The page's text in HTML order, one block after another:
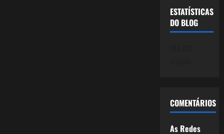
ESTATÍSTICAS
DO BLOG
COMENTÁRIOS
As Redes